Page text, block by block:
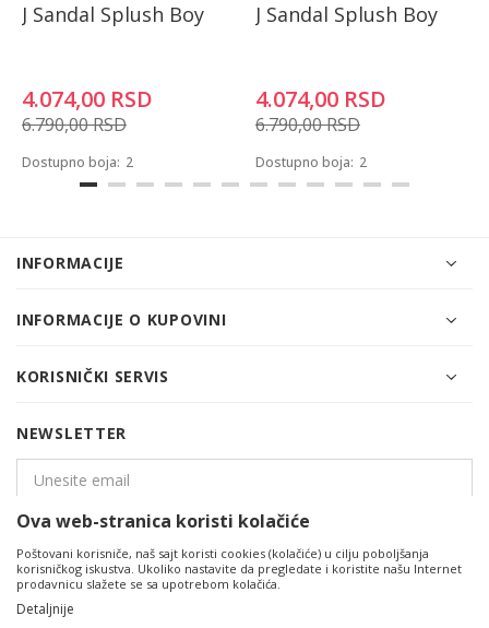
J Sandal Splush Boy
4.074,00 RSD
6.790,00RSD
Dostupno boja: 2
J Sandal Splush Boy
4.074,00 RSD
6.790,00RSD
Dostupno boja: 2
INFORMACIJE
INFORMACIJE O KUPOVINI
KORISNIČKI SERVIS
NEWSLETTER
PRIJAVITE SE
Ova web-stranica koristi kolačiće
Poštovani korisniče, naš sajt koristi cookies (kolačiće) u cilju poboljšanja
korisničkog iskustva. Ukoliko nastavite da pregledate i koristite našu Internet
prodavnicu slažete se sa upotrebom kolačića.
Detaljnije